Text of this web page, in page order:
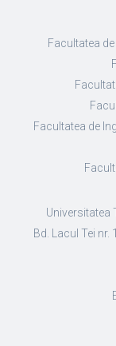
Facultatea
Facultatea de
Universitatea
Bd. Lacul Tei